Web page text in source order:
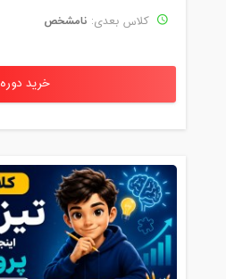
کلاس بعدی: نامشخص
خرید دوره